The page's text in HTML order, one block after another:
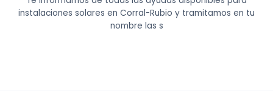
instalaciones solares en Corral-Rubio y tramitamos en tu
nombre las s